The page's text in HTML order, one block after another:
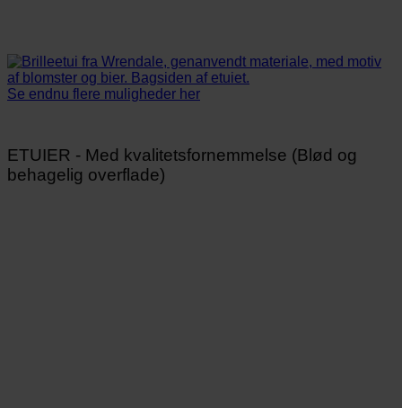
Se endnu flere muligheder her
ETUIER - Med kvalitetsfornemmelse (Blød og
behagelig overflade)